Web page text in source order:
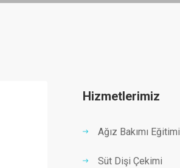
Hizmetlerimiz
Ağız Bakımı Eğitimi
Süt Dişi Çekimi